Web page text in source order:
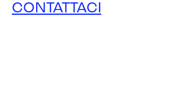
CONTATTACI